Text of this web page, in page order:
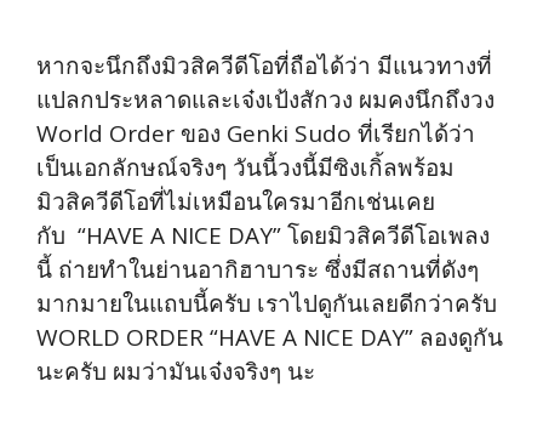
หากจะนึกถึงมิวสิควีดีโอที่ถือได้ว่า มีแนวทางที่
แปลกประหลาดและเจ๋งเป้งสักวง ผมคงนึกถึงวง
World Order ของ Genki Sudo ที่เรียกได้ว่า
เป็นเอกลักษณ์จริงๆ วันนี้วงนี้มีซิงเกิ้ลพร้อม
มิวสิควีดีโอที่ไม่เหมือนใครมาอีกเช่นเคย
กับ “HAVE A NICE DAY” โดยมิวสิควีดีโอเพลง
นี้ ถ่ายทำในย่านอากิฮาบาระ ซึ่งมีสถานที่ดังๆ
มากมายในแถบนี้ครับ เราไปดูกันเลยดีกว่าครับ
WORLD ORDER “HAVE A NICE DAY” ลองดูกัน
นะครับ ผมว่ามันเจ๋งจริงๆ นะ